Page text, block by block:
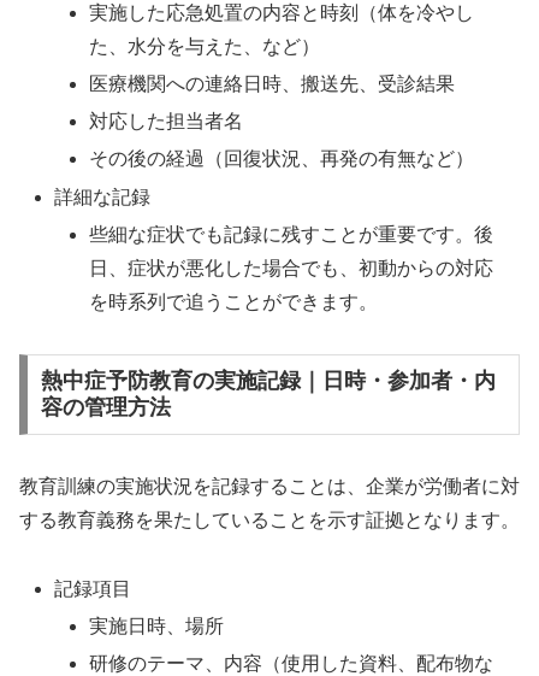
実施した応急処置の内容と時刻（体を冷やし
た、水分を与えた、など）
医療機関への連絡日時、搬送先、受診結果
対応した担当者名
その後の経過（回復状況、再発の有無など）
詳細な記録
些細な症状でも記録に残すことが重要です。後
日、症状が悪化した場合でも、初動からの対応
を時系列で追うことができます。
熱中症予防教育の実施記録｜日時・参加者・内
容の管理方法
教育訓練の実施状況を記録することは、企業が労働者に対
する教育義務を果たしていることを示す証拠となります。
記録項目
実施日時、場所
研修のテーマ、内容（使用した資料、配布物な